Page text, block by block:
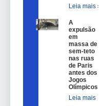
Leia mais »
A
expulsão
em
massa de
sem-teto
nas ruas
de Paris
antes dos
Jogos
Olímpicos
Leia mais